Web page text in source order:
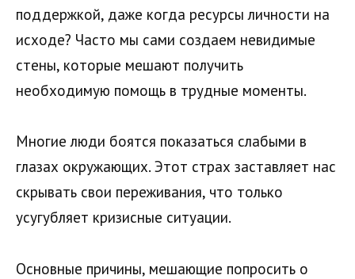
поддержкой, даже когда ресурсы личности на
исходе? Часто мы сами создаем невидимые
стены, которые мешают получить
необходимую помощь в трудные моменты.
Многие люди боятся показаться слабыми в
глазах окружающих. Этот страх заставляет нас
скрывать свои переживания, что только
усугубляет кризисные ситуации.
Основные причины, мешающие попросить о